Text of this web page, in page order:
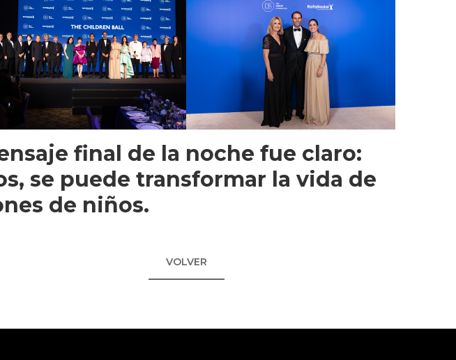
final de la noche fue claro:
se puede transformar la vida de
de niños.
VOLVER